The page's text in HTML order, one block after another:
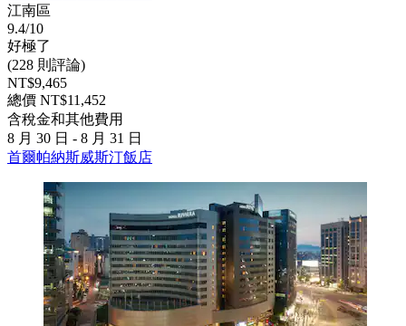
江南區
9.4/10
好極了
(228 則評論)
NT$9,465
總價 NT$11,452
含稅金和其他費用
8 月 30 日 - 8 月 31 日
首爾帕納斯威斯汀飯店